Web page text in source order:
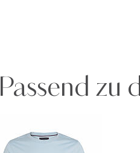
Passend zu